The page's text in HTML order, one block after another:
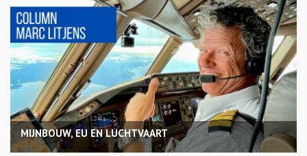
MIJNBOUW, EU EN LUCHTVAART